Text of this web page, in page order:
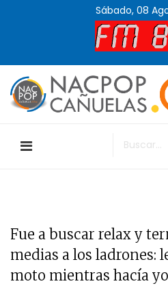
Sábado, 08
Fue a buscar relax y
medias a los ladrones:
moto mientras hacía